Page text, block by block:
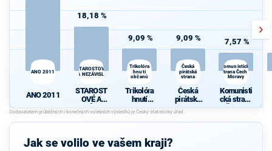
ANO 2011
ANO 2011
18,18 %
STAROSTOVÉ
A NEZÁVISLÍ
STAROST
OVÉ A
NEZÁVISL
Í
9,09 %
Trikolóra
hnutí
občanů
Trikolóra
hnutí
občanů
9,09 %
Česká
pirátská
strana
Česká
pirátská
strana
7,57 %
Komunistická
strana Čech a
Moravy
Komunisti
cká strana
Čech a
Volte Pravý Blok-
Jak se volilo ve vašem kraji?